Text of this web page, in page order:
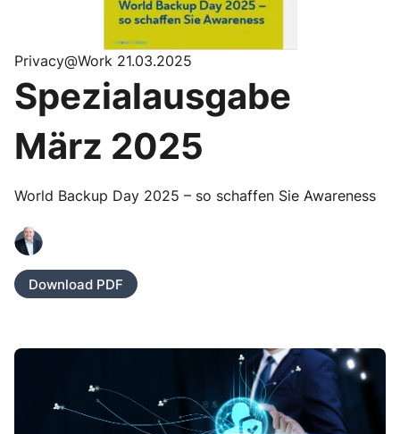
Privacy@Work 21.03.2025
Spezialausgabe
März 2025
World Backup Day 2025 – so schaffen Sie Awareness
Download PDF